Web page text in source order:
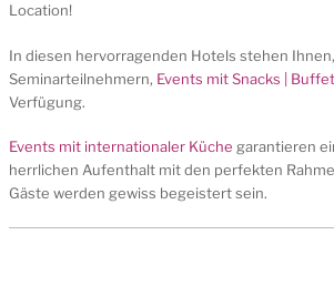
Location!
In diesen hervorragenden Hotels stehen
Seminarteilnehmern, Events mit Snacks |
Verfügung.
Events mit internationaler Küche garantieren
herrlichen Aufenthalt mit den perfekten
Gäste werden gewiss begeistert sein.